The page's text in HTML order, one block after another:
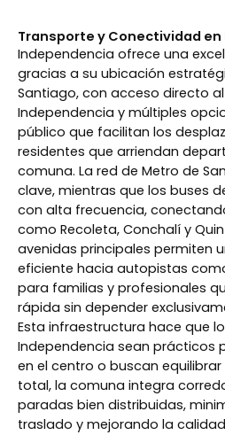
Transporte y Conectividad
Independencia ofrece una
gracias a su ubicación
Santiago, con acceso directo
Independencia y múltiples
público que facilitan los
residentes que arriendan
comuna. La red de Metro de
clave, mientras que los buses
con alta frecuencia,
como Recoleta, Conchalí y
avenidas principales permiten
eficiente hacia autopistas
para familias y profesionales
rápida sin depender
Esta infraestructura hace que
Independencia sean prácticos
en el centro o buscan
total, la comuna integra
paradas bien distribuidas,
traslado y mejorando la